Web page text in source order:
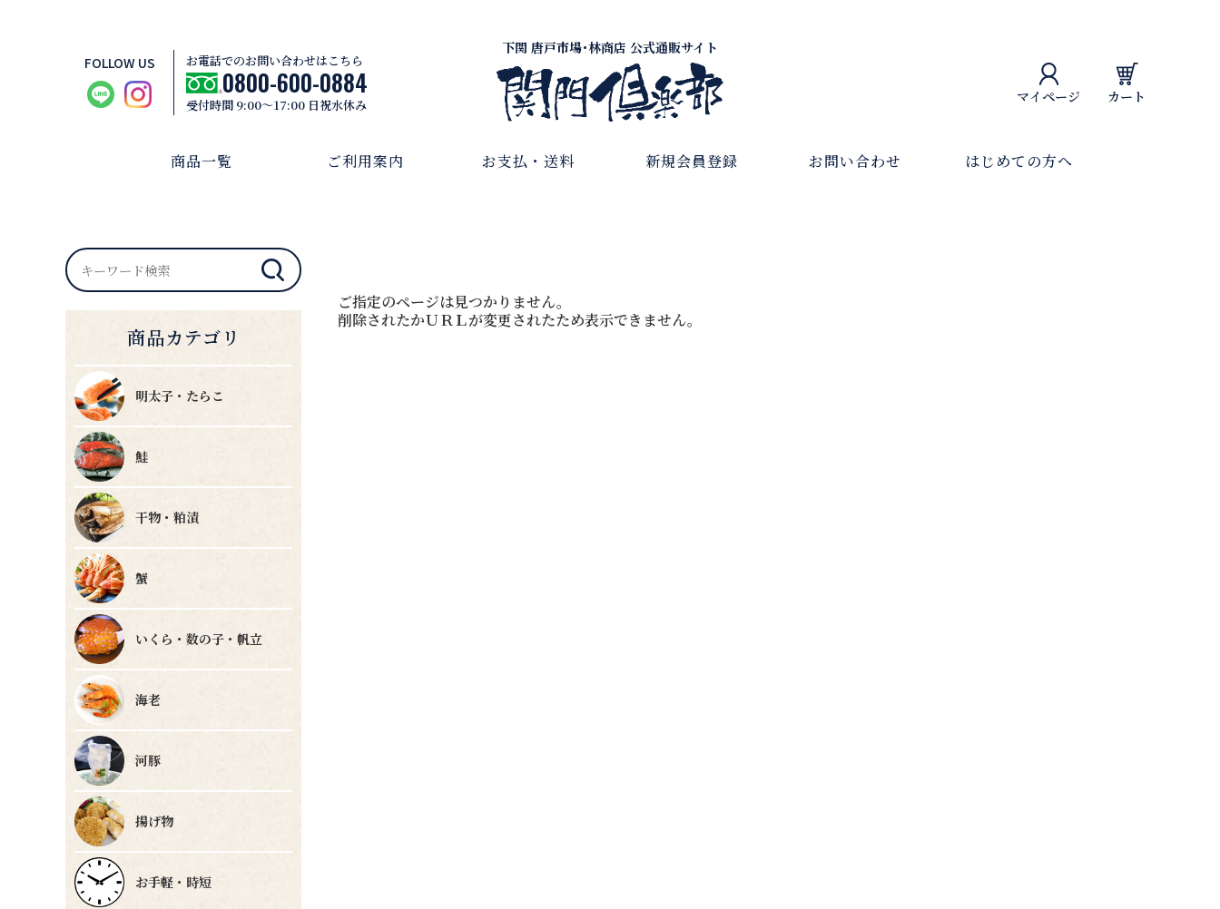
FOLLOW US お電話でのお問い合わせはこちら
0800-600-0884
受付時間 9:00～17:00 日祝水休み
下関 唐戸市場･林商店 公式通販サイト
マイページ カート
商品一覧 ご利用案内 お支払・送料 新規会員登録 お問い合わせ はじめての方へ
ご指定のページは見つかりません。
削除されたかＵＲＬが変更されたため表示できません。
商品カテゴリ
明太子・たらこ
鮭
干物・粕漬
蟹
いくら・数の子・帆立
海老
河豚
揚げ物
お手軽・時短